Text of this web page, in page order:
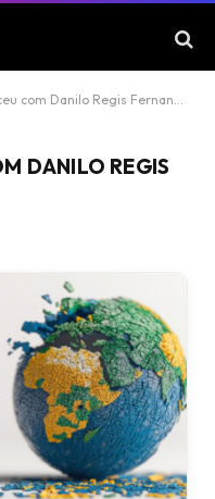
Danilo Regis Fernando Pinto"
DANILO REGIS